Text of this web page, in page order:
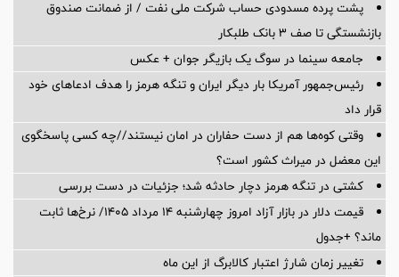
پشت پرده‌ مسدودی حساب شرکت ملی نفت / از ضمانت صندوق
بازنشستگی تا صف ۳ بانک طلبکار
جامعه سینما در سوگ یک بازیگر جوان + عکس
رئیس‌جمهور آمریکا بار دیگر ایران و تنگه هرمز را هدف ادعاهای خود
قرار داد
وقتی کوه‌ها هم از دست حفاران در امان نیستند//چه کسی پاسخگوی
این معضل در میراث کشور است؟
کشتی در تنگه هرمز دچار حادثه شد؛ جزئیات در دست بررسی
قیمت دلار در بازار آزاد امروز چهارشنبه ۱۴ مرداد ۱۴۰۵/ نرخ‌ها ثابت
ماند؟ +جدول
تغییر زمان شارژ اعتبار کالابرگ از این ماه